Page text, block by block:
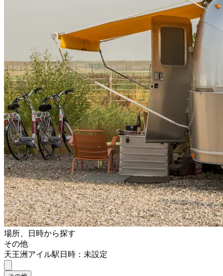
場所、日時から探す
その他
天王洲アイル駅日時：未設定